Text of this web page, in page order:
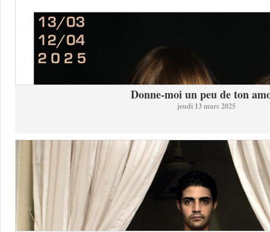
Donne-moi un peu de ton
jeudi 13 mars 2025